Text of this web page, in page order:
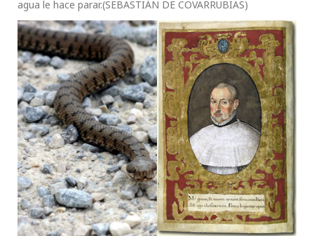
agua le hace parar.(SEBASTIÁN DE COVARRUBIAS)